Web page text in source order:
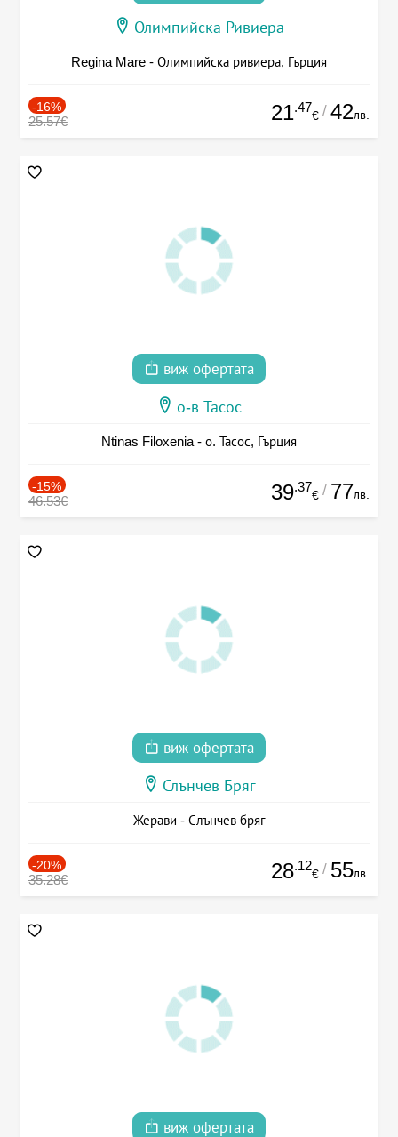
Олимпийска Ривиера
Regina Mare - Олимпийска ривиера, Гърция
-16%
25.57€ 21.47
€ / 42лв.
виж офертата
о-в Тасос
Ntinas Filoxenia - о. Тасос, Гърция
-15%
46.53€ 39.37
€ / 77лв.
виж офертата
Слънчев Бряг
Жерави - Слънчев бряг
-20%
35.28€ 28.12
€ / 55лв.
виж офертата